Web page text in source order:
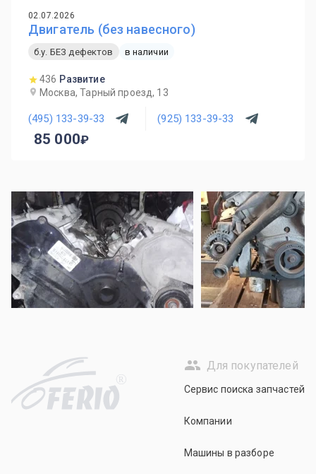
02.07.2026
Двигатель (без навесного)
б.у. БЕЗ дефектов в наличии
436 Развитие
Москва, Тарный проезд, 13
(495) 133-39-33 (925) 133-39-33
85 000
R
Для покупателей
Сервис поиска запчастей
Компании
Машины в разборе